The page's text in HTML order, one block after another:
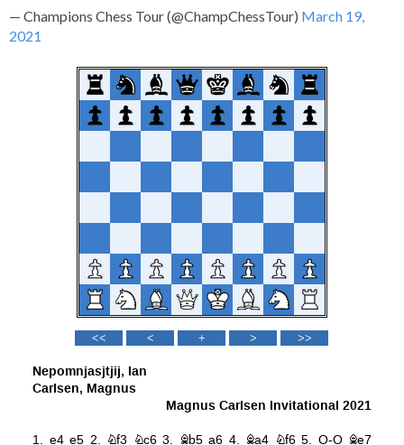
— Champions Chess Tour (@ChampChessTour) March 19,
2021